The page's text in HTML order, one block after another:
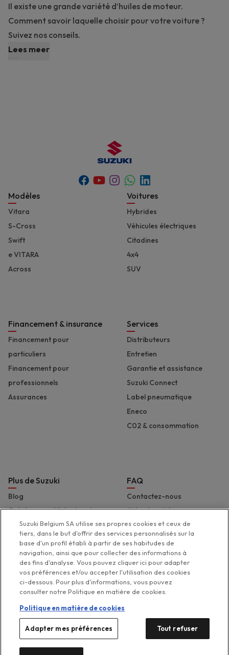
Il existe une grande variété d’huiles de moteur.
Comment savoir laquelle choisir pour votre voiture ?
Suivez nos conseils.
Lees meer
Facebook
YoutubeInstagram
Whatsapp
Linkedin
Footer
Modèles
Vitara
S-Cross
Swift
e VITARA
Across
Voitures
Hybrides
Véhicules électriques
Citadines
4x4
SUV
Financement & insurance
Financement pour
particuliers
Financement pour
professionnels
Assurances
Services
Distributeurs
Entretien
Garantie et assistance
Suzuki Connect
Label pneumatique
Eneco
C02 & consommation
Plus de Suzuki
Blog
Catalogues et liste de prix
Presse
Suzuki Marine
Suzuki 2 Wheels
Suzuki Global
FAQ
Contactez-nous
Aide et assistance
Déclaration d'accessibilité
Legal menu
Politique de protection de la
vie privée
Disclaimer
Politique de gestion des
Suzuki Belgium SA utilise ses propres cookies et ceux de
tiers, dans le but d'offrir des services personnalisés sur la
base d'un profil établi à partir de ses habitudes de
navigation, ainsi que pour collecter des informations à
des fins d'analyse. Vous pouvez cliquer ici pour adapter
vos préférences et/ou accepter l'utilisation des cookies
ci-dessous. Pour plus d'informations, vous pouvez
consulter notre Politique en matière de cookies.
Politique en matière de cookies
Adapter mes préférences Tout refuser